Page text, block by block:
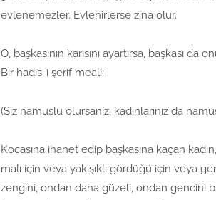
evlenemezler. Evlenirlerse zina olur.
O, başkasının karısını ayartırsa, başkası
Bir hadis-i şerif meali:
(Siz namuslu olursanız, kadınlarınız da
Kocasına ihanet edip başkasına kaçan
malı için veya yakışıklı gördüğü için veya
zengini, ondan daha güzeli, ondan gencini